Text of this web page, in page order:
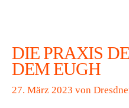
DIE PRAXIS
DEM EUGH
27. März 2023 von